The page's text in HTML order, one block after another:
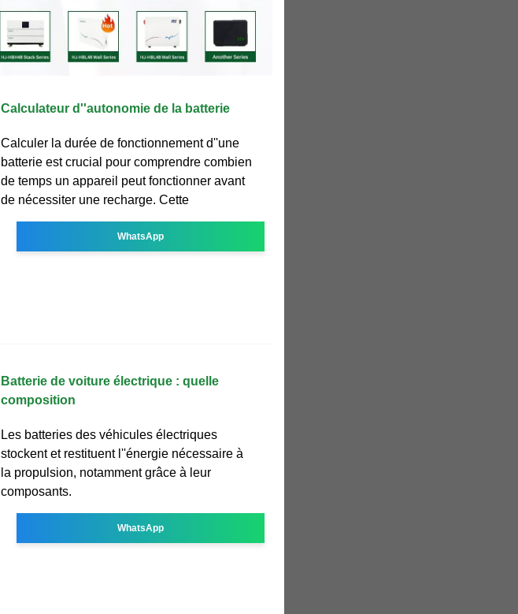
Calculateur d''autonomie de la batterie
Calculer la durée de fonctionnement d''une
batterie est crucial pour comprendre combien
de temps un appareil peut fonctionner avant
de nécessiter une recharge. Cette
WhatsApp
Batterie de voiture électrique : quelle
composition
Les batteries des véhicules électriques
stockent et restituent l''énergie nécessaire à
la propulsion, notamment grâce à leur
composants.
WhatsApp